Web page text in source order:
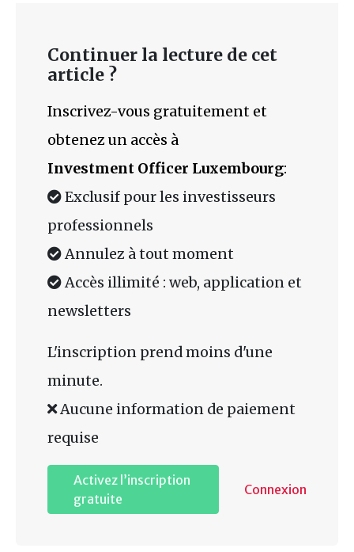
Continuer la lecture de cet
article ?
Inscrivez-vous gratuitement et
obtenez un accès à
Investment Officer Luxembourg:
Exclusif pour les investisseurs
professionnels
Annulez à tout moment
Accès illimité : web, application et
newsletters
L'inscription prend moins d'une
minute.
Aucune information de paiement
requise
Activez l’inscription
gratuite
Connexion